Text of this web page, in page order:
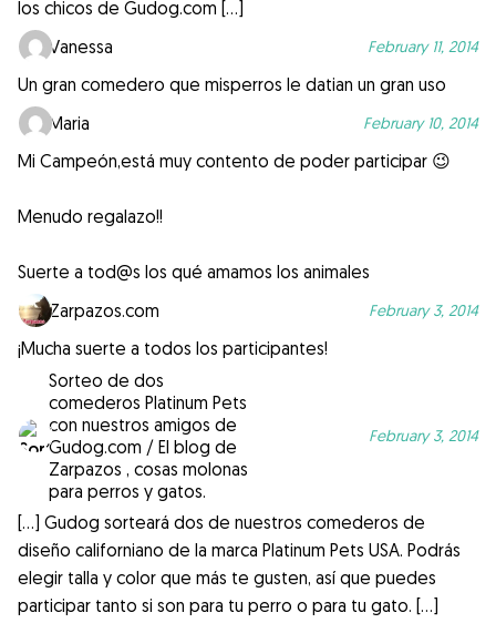
los chicos de Gudog.com […]
Vanessa
February 11, 2014
Un gran comedero que misperros le datian un gran uso
Maria
February 10, 2014
Mi Campeón,está muy contento de poder participar 😉
Menudo regalazo!!
Suerte a tod@s los qué amamos los animales
Zarpazos.com
February 3, 2014
¡Mucha suerte a todos los participantes!
Sorteo de dos
comederos Platinum Pets
con nuestros amigos de
Gudog.com / El blog de
Zarpazos , cosas molonas
para perros y gatos.
February 3, 2014
[…] Gudog sorteará dos de nuestros comederos de
diseño californiano de la marca Platinum Pets USA. Podrás
elegir talla y color que más te gusten, así que puedes
participar tanto si son para tu perro o para tu gato. […]